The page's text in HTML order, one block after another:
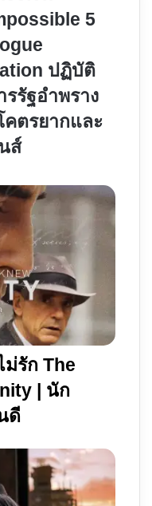
ติ
5
ปฏิบัติ
รรัฐอำพราง
คตรยากและ
ส์
ม่รัก The
| นัก
ดี